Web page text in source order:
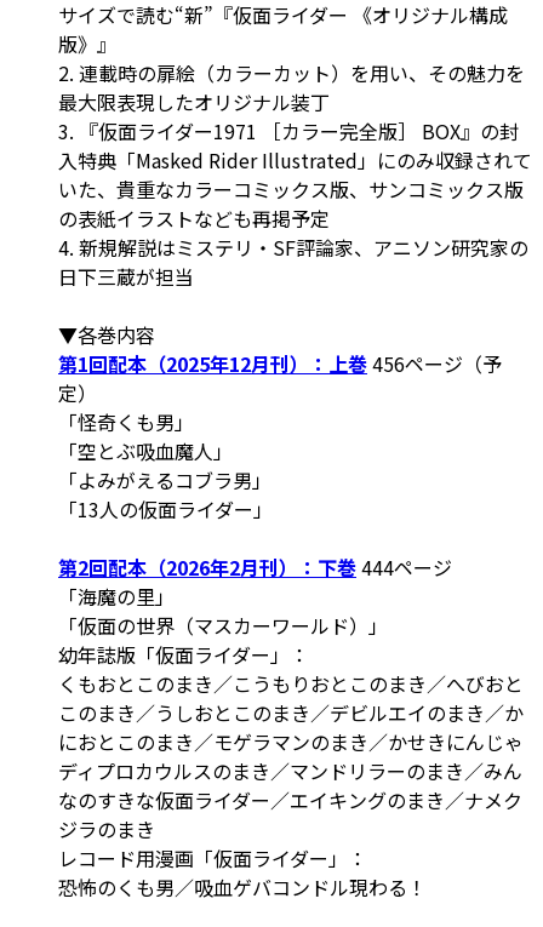
サイズで読む“新”『仮面ライダー 《オリジナル構成
版》』
2. 連載時の扉絵（カラーカット）を用い、その魅力を
最大限表現したオリジナル装丁
3. 『仮面ライダー1971 ［カラー完全版］ BOX』の封
入特典「Masked Rider Illustrated」にのみ収録されて
いた、貴重なカラーコミックス版、サンコミックス版
の表紙イラストなども再掲予定
4. 新規解説はミステリ・SF評論家、アニソン研究家の
日下三蔵が担当
▼各巻内容
第1回配本（2025年12月刊）：上巻456ページ（予
定）
「怪奇くも男」
「空とぶ吸血魔人」
「よみがえるコブラ男」
「13人の仮面ライダー」
第2回配本（2026年2月刊）：下巻444ページ
「海魔の里」
「仮面の世界（マスカーワールド）」
幼年誌版「仮面ライダー」：
くもおとこのまき／こうもりおとこのまき／へびおと
このまき／うしおとこのまき／デビルエイのまき／か
におとこのまき／モゲラマンのまき／かせきにんじゃ
ディプロカウルスのまき／マンドリラーのまき／みん
なのすきな仮面ライダー／エイキングのまき／ナメク
ジラのまき
レコード用漫画「仮面ライダー」：
恐怖のくも男／吸血ゲバコンドル現わる！